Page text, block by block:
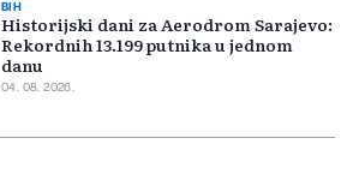
BIH
Historijski dani za Aerodrom Sarajevo:
Rekordnih 13.199 putnika u jednom
danu
04. 08. 2026.